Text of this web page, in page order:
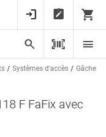
Systèmes d'accès Gâches
F FaFix avec